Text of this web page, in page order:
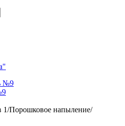
1/Порошковое напыление/